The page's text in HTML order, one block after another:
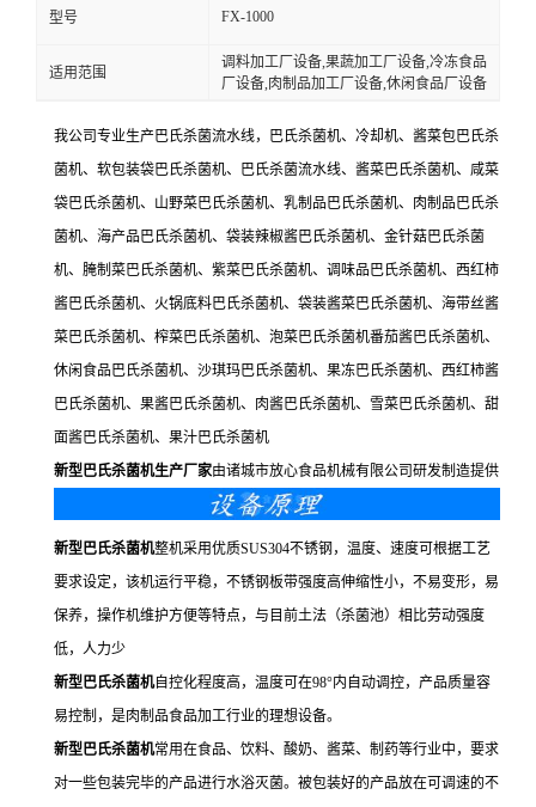
型号 FX-1000
适用范围
调料加工厂设备,果蔬加工厂设备,冷冻食品
厂设备,肉制品加工厂设备,休闲食品厂设备
我公司专业生产巴氏杀菌流水线，巴氏杀菌机、冷却机、酱菜包巴氏杀
菌机、软包装袋巴氏杀菌机、巴氏杀菌流水线、酱菜巴氏杀菌机、咸菜
袋巴氏杀菌机、山野菜巴氏杀菌机、乳制品巴氏杀菌机、肉制品巴氏杀
菌机、海产品巴氏杀菌机、袋装辣椒酱巴氏杀菌机、金针菇巴氏杀菌
机、腌制菜巴氏杀菌机、紫菜巴氏杀菌机、调味品巴氏杀菌机、西红柿
酱巴氏杀菌机、火锅底料巴氏杀菌机、袋装酱菜巴氏杀菌机、海带丝酱
菜巴氏杀菌机、榨菜巴氏杀菌机、泡菜巴氏杀菌机番茄酱巴氏杀菌机、
休闲食品巴氏杀菌机、沙琪玛巴氏杀菌机、果冻巴氏杀菌机、西红柿酱
巴氏杀菌机、果酱巴氏杀菌机、肉酱巴氏杀菌机、雪菜巴氏杀菌机、甜
面酱巴氏杀菌机、果汁巴氏杀菌机
新型巴氏杀菌机生产厂家由诸城市放心食品机械有限公司研发制造提供
新型巴氏杀菌机整机采用优质SUS304不锈钢，温度、速度可根据工艺
要求设定，该机运行平稳，不锈钢板带强度高伸缩性小，不易变形，易
保养，操作机维护方便等特点，与目前土法（杀菌池）相比劳动强度
低，人力少
新型巴氏杀菌机自控化程度高，温度可在98°内自动调控，产品质量容
易控制，是肉制品食品加工行业的理想设备。
新型巴氏杀菌机常用在食品、饮料、酸奶、酱菜、制药等行业中，要求
对一些包装完毕的产品进行水浴灭菌。被包装好的产品放在可调速的不